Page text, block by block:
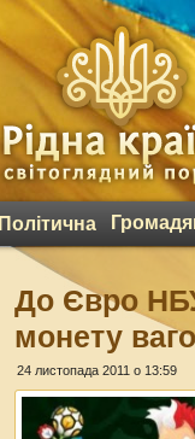
Політична
До Євро
монету
24 листопада 2011 о 13:59